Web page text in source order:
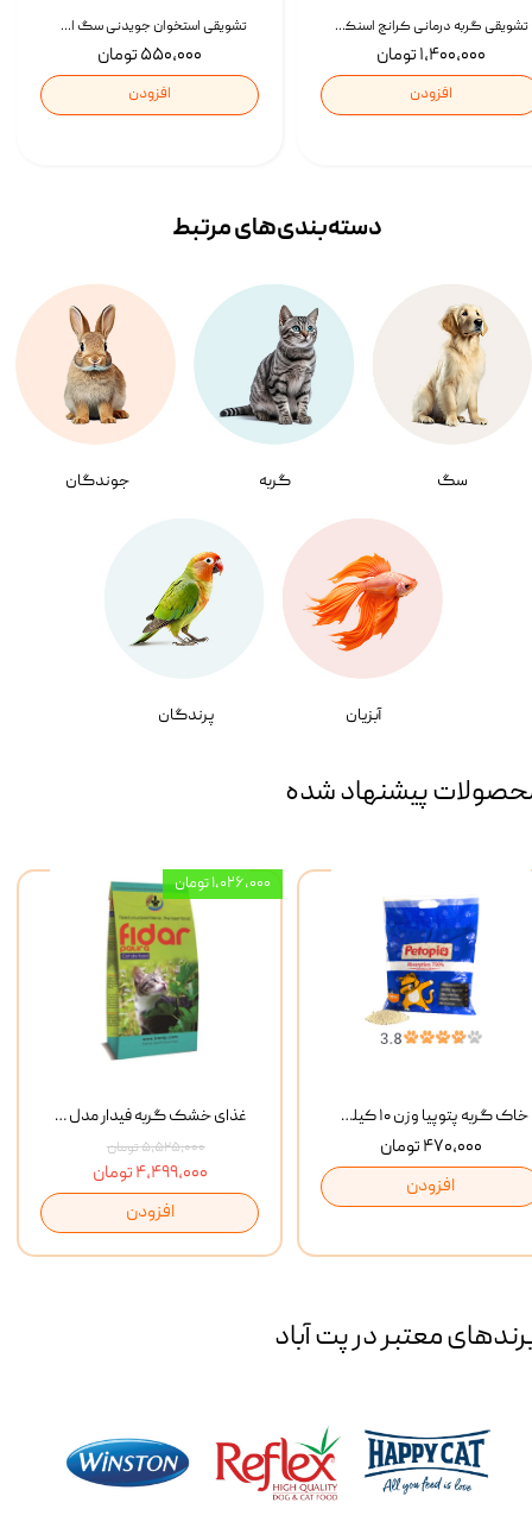
تشویقی استخوان جویدنی سگ اسنکی کرانچی با طعم مرغ Snacky Crunchy Munchy وزن 100 گرم
۵۵۰,۰۰۰ تومان
افزودن
تشویقی گربه درمانی کرانچ اسنکی با طعم میکس Snacky Crunch Cat Treats وزن 60 گرم بسته 4 عددی
۱,۴۰۰,۰۰۰ تومان
افزودن
سگ گربه جوندگان
آبزیان پرندگان
دسته‌بندی‌‌های مرتبط
پیشنهاد شده
غذای خشک گربه فیدار مدل Adult وزن 10 کیلوگرم
۵,۵۲۵,۰۰۰ تومان
۴,۴۹۹,۰۰۰ تومان
افزودن
۱,۰۲۶,۰۰۰ تومان
خاک گربه پتوپیا وزن ۱۰ کیلوگرم
۴۷۰,۰۰۰ تومان
افزودن
معتبر در پت آباد